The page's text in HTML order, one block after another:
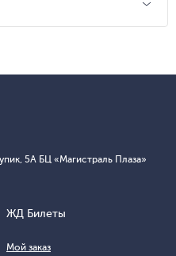
5А БЦ «Магистраль Плаза»
ЖД Билеты
Мой заказ